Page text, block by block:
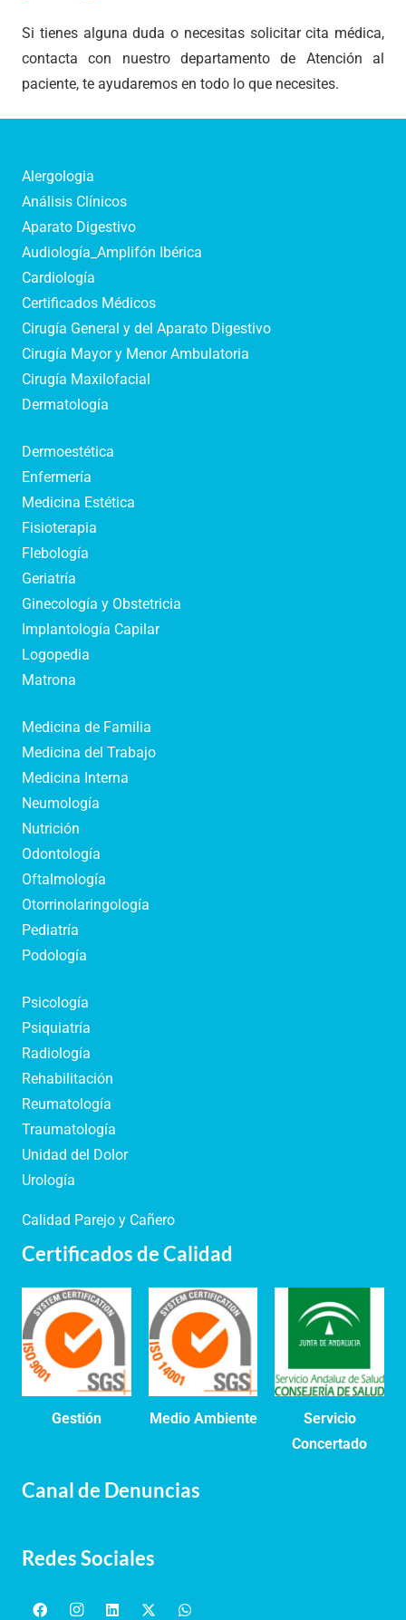
Si tienes alguna duda o necesitas solicitar cita médica,
contacta con nuestro departamento de Atención al
paciente, te ayudaremos en todo lo que necesites.
Alergologia
Análisis Clínicos
Aparato Digestivo
Audiología_Amplifón Ibérica
Cardiología
Certificados Médicos
Cirugía General y del Aparato Digestivo
Cirugía Mayor y Menor Ambulatoria
Cirugía Maxilofacial
Dermatología
Dermoestética
Enfermería
Medicina Estética
Fisioterapia
Flebología
Geriatría
Ginecología y Obstetricia
Implantología Capilar
Logopedia
Matrona
Medicina de Familia
Medicina del Trabajo
Medicina Interna
Neumología
Nutrición
Odontología
Oftalmología
Otorrinolaringología
Pediatría
Podología
Psicología
Psiquiatría
Radiología
Rehabilitación
Reumatología
Traumatología
Unidad del Dolor
Urología
Calidad Parejo y Cañero
Certificados de Calidad
Gestión Medio Ambiente
Servicio
Concertado
Canal de Denuncias
Redes Sociales